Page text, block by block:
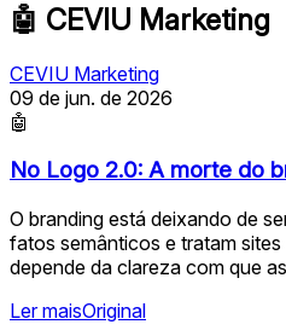
🤖 CEVIU Marketing
CEVIU Marketing
09 de jun. de 2026
🤖
No Logo 2.0: A morte do
O branding está deixando de
fatos semânticos e tratam
depende da clareza com que
Ler maisOriginal